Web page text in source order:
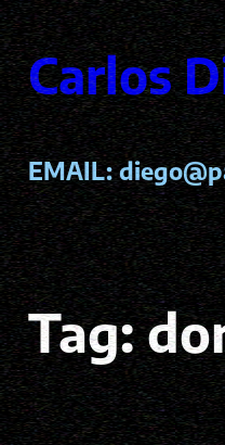
Pular
para
o
conteúdo
Carlos
EMAIL:
Tag: